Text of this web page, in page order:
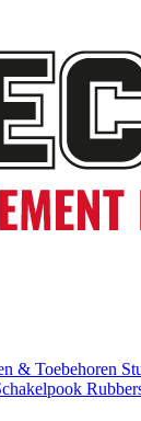
& Toebehoren